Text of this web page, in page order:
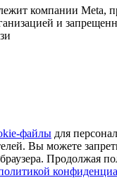
компании Meta,
и
файлы для
Вы можете
Продолжая